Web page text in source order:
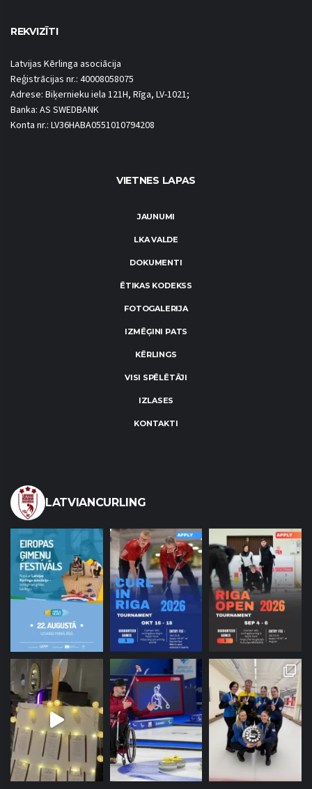
REKVIZĪTI
Latvijas Kērlinga asociācija
Reģistrācijas nr.: 40008058075
Adrese: Biķernieku iela 121H, Rīga, LV-1021;
Banka: AS SWEDBANK
Konta nr.: LV36HABA0551010794208
VIETNES LAPAS
JAUNUMI
LKA VALDE
DOKUMENTI
ĒTIKAS KODEKSS
FOTOGALERIJA
IZMĒĢINI PATS
KĒRLINGS
VISI SPĒLĒTĀJI
IZLASES
KONTAKTI
LATVIANCURLING